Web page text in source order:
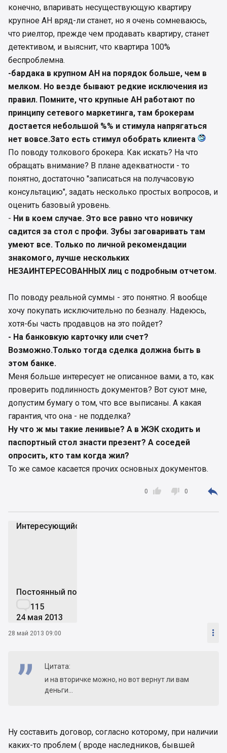
конечно, впаривать несуществующую квартиру
крупное АН вряд-ли станет, но я очень сомневаюсь,
что риелтор, прежде чем продавать квартиру, станет
детективом, и выяснит, что квартира 100%
беспроблемна.
-бардака в крупном АН на порядок больше, чем в
мелком. Но везде бывают редкие исключения из
правил. Помните, что крупные АН работают по
принципу сетевого маркетинга, там брокерам
достается небольшой %% и стимула напрягаться
нет вовсе.Зато есть стимул обобрать клиента
По поводу толкового брокера. Как искать? На что
обращать внимание? В плане адекватности - то
понятно, достаточно "записаться на получасовую
консультацию", задать несколько простых вопросов, и
оценить базовый уровень.
- Ни в коем случае. Это все равно что новичку
садится за стол с профи. Зубы заговаривать там
умеют все. Только по личной рекомендации
знакомого, лучше нескольких
НЕЗАИНТЕРЕСОВАННЫХ лиц с подробным отчетом.
По поводу реальной суммы - это понятно. Я вообще
хочу покупать исключительно по безналу. Надеюсь,
хотя-бы часть продавцов на это пойдет?
- На банковкую карточку или счет?
Возможно.Только тогда сделка должна быть в
этом банке.
Меня больше интересует не описанное вами, а то, как
проверить подлинность документов? Вот суют мне,
допустим бумагу о том, что все выписаны. А какая
гарантия, что она - не подделка?
Ну что ж мы такие ленивые? А в ЖЭК сходить и
паспортный стол знасти презент? А соседей
опросить, кто там когда жил?
То же самое касается прочих основных документов.

0  0 
Интересующийся_
Постоянный пользователь
115
24 мая 2013
28 май 2013 09:00 
Цитата:
и на вторичке можно, но вот вернут ли вам
деньги...
Ну составить договор, согласно которому, при наличии
каких-то проблем ( вроде наследников, бывшей